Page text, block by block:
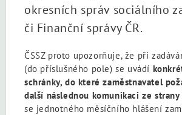
okresních správ sociálního
či Finanční správy ČR.
ČSSZ proto upozorňuje, že při
(do příslušného pole) se uvádí
schránky, do které zaměstnavatel
další následnou komunikaci ze strany
se jednotného měsíčního hlášení